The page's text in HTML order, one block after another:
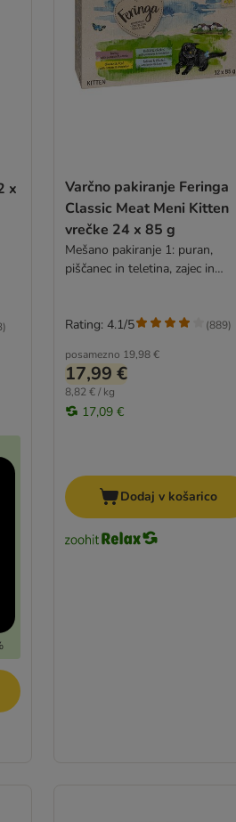
x
)
Varčno pakiranje Feringa
Classic Meat Meni Kitten
vrečke 24 x 85 g
Mešano pakiranje 1: puran,
piščanec in teletina, zajec in
posamezno 19,98 €
17,99 €
8,82 € / kg
17,09 €
Rating: 4.1/5 (889)
Dodaj v košarico